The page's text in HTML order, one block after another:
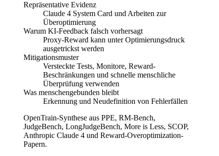
Repräsentative Evidenz
Claude 4 System Card und Arbeiten zur
Überoptimierung
Warum KI-Feedback falsch vorhersagt
Proxy-Reward kann unter Optimierungsdruck
ausgetrickst werden
Mitigationsmuster
Versteckte Tests, Monitore, Reward-
Beschränkungen und schnelle menschliche
Überprüfung verwenden
Was menschengebunden bleibt
Erkennung und Neudefinition von Fehlerfällen
OpenTrain-Synthese aus PPE, RM-Bench,
JudgeBench, LongJudgeBench, More is Less, SCOP,
Anthropic Claude 4 und Reward-Overoptimization-
Papern.